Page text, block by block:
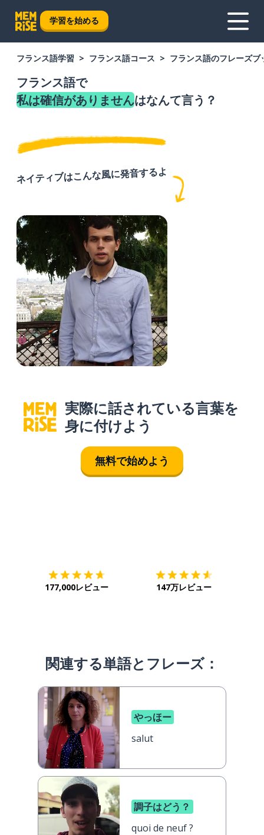
学習を始める
フランス語学習 フランス語コース フランス語のフレーズブ
フランス語で
私は確信がありませんはなんて言う？
ネイティブはこんな風に発音するよ
実際に話されている言葉を
身に付けよう
無料で始めよう
177,000レビュー 147万レビュー
関連する単語とフレーズ：
やっほー
salut
調子はどう？
quoi de neuf ?